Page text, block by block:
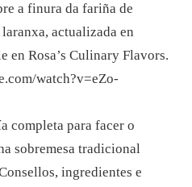
a finura da fariña de
actualizada en
en Rosa’s Culinary Flavors.
watch?v=eZo-
completa para facer o
sobremesa tradicional
ingredientes e